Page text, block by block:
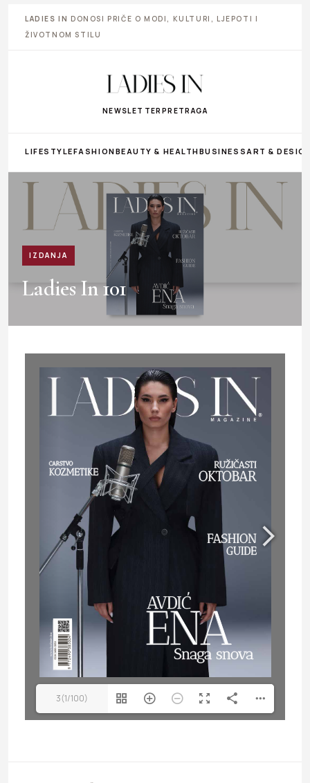
LADIES IN DONOSI PRIČE O MODI, KULTURI, LJEPOTI I
ŽIVOTNOM STILU
NEWSLETTER PRETRAGA
LIFESTYLEFASHIONBEAUTY & HEALTHBUSINESS ART &
IZDANJA
Ladies In 101
3(1/100)